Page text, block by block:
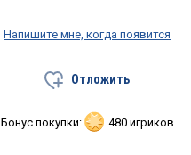
Напишите мне, когда появится
Отложить
Бонус покупки: 480 игриков